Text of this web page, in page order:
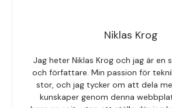
Niklas Krog
Jag heter Niklas Krog och jag är
och författare. Min passion för
stor, och jag tycker om att dela
kunskaper genom denna